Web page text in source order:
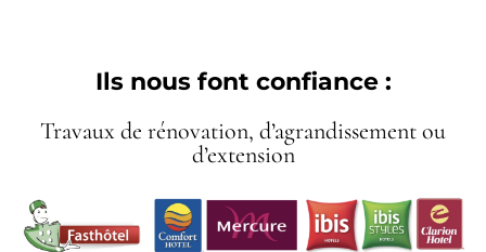
Ils nous font confiance :
Travaux de rénovation, d’agrandissement ou
d’extension